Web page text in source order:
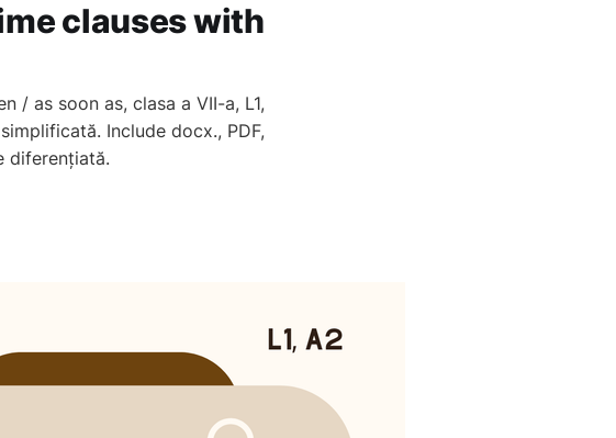
clauses with
/ as soon as, clasa a VII-a, L1,
Include docx., PDF,
diferențiată.